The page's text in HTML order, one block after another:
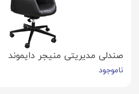
صندلی مدیریتی منیجر دایموند
ناموجود